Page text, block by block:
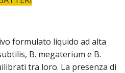
formulato liquido ad alta
B. megaterium e B.
tra loro. La presenza di